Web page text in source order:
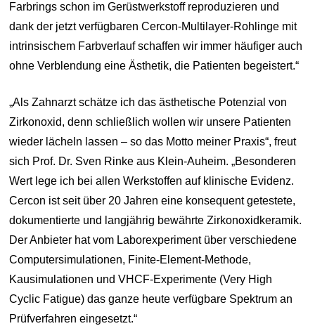
Farbrings schon im Gerüstwerkstoff reproduzieren und
dank der jetzt verfügbaren Cercon-Multilayer-Rohlinge mit
intrinsischem Farbverlauf schaffen wir immer häufiger auch
ohne Verblendung eine Ästhetik, die Patienten begeistert.“
„Als Zahnarzt schätze ich das ästhetische Potenzial von
Zirkonoxid, denn schließlich wollen wir unsere Patienten
wieder lächeln lassen – so das Motto meiner Praxis“, freut
sich Prof. Dr. Sven Rinke aus Klein-Auheim. „Besonderen
Wert lege ich bei allen Werkstoffen auf klinische Evidenz.
Cercon ist seit über 20 Jahren eine konsequent getestete,
dokumentierte und langjährig bewährte Zirkonoxidkeramik.
Der Anbieter hat vom Laborexperiment über verschiedene
Computersimulationen, Finite-Element-Methode,
Kausimulationen und VHCF-Experimente (Very High
Cyclic Fatigue) das ganze heute verfügbare Spektrum an
Prüfverfahren eingesetzt.“